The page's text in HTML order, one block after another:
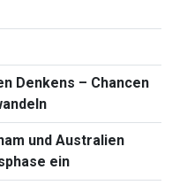
Denkens – Chancen
und Australien
ein